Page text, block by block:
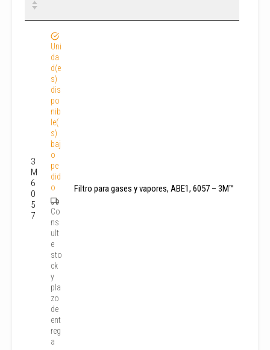
3
M
6
0
5
7
Uni
da
d(e
s)
dis
po
nib
le(
s)
baj
o
pe
did
o
Co
ns
ult
e
sto
ck
y
pla
zo
de
ent
reg
a
Filtro para gases y vapores, ABE1, 6057 – 3M™